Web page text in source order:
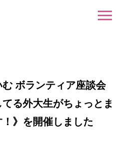
む ボランティア座談会
てる外大生がちょっとま
》を開催しました